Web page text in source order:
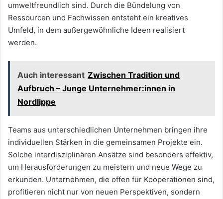
umweltfreundlich sind. Durch die Bündelung von
Ressourcen und Fachwissen entsteht ein kreatives
Umfeld, in dem außergewöhnliche Ideen realisiert
werden.
Auch interessant Zwischen Tradition und
Aufbruch – Junge Unternehmer:innen in
Nordlippe
Teams aus unterschiedlichen Unternehmen bringen ihre
individuellen Stärken in die gemeinsamen Projekte ein.
Solche interdisziplinären Ansätze sind besonders effektiv,
um Herausforderungen zu meistern und neue Wege zu
erkunden. Unternehmen, die offen für Kooperationen sind,
profitieren nicht nur von neuen Perspektiven, sondern